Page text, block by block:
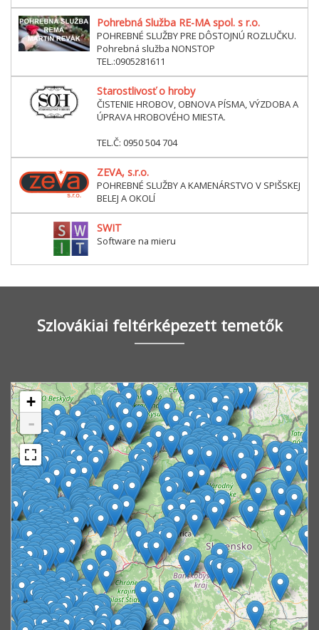
Pohrebná Služba RE-MA spol. s r.o.
POHREBNÉ SLUŽBY PRE DÔSTOJNÚ ROZLUČKU.
Pohrebná služba NONSTOP
TEL.:0905281611
Starostlivosť o hroby
ČISTENIE HROBOV, OBNOVA PÍSMA, VÝZDOBA A
ÚPRAVA HROBOVÉHO MIESTA.
TEL.Č: 0950 504 704
ZEVA, s.r.o.
POHREBNÉ SLUŽBY A KAMENÁRSTVO V SPIŠSKEJ
BELEJ A OKOLÍ
SWIT
Software na mieru
Szlovákiai feltérképezett temetők
+
-